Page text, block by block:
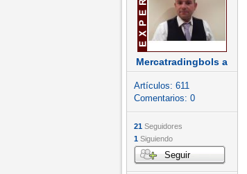
Mercatradingbols a
Artículos: 611
Comentarios: 0
21 Seguidores
1 Siguiendo
Seguir